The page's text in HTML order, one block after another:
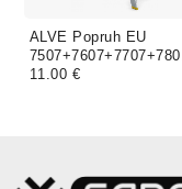
ALVE Popruh EU
7507+7607+7707+7807
+6607
11.00 €